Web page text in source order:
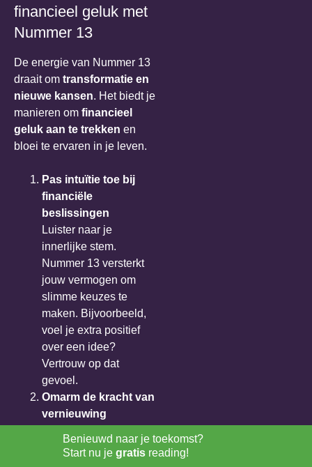
financieel geluk met
Nummer 13
De energie van Nummer 13
draait om transformatie en
nieuwe kansen. Het biedt je
manieren om financieel
geluk aan te trekken en
bloei te ervaren in je leven.
Pas intuïtie toe bij
financiële
beslissingen
Luister naar je
innerlijke stem.
Nummer 13 versterkt
jouw vermogen om
slimme keuzes te
maken. Bijvoorbeeld,
voel je extra positief
over een idee?
Vertrouw op dat
gevoel.
Omarm de kracht van
vernieuwing
strategieën opent de
Benieuwd naar je toekomst?
Start nu je gratis reading!